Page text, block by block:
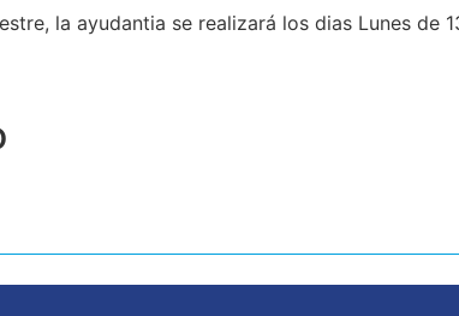
la ayudantia se realizará los dias Lunes de